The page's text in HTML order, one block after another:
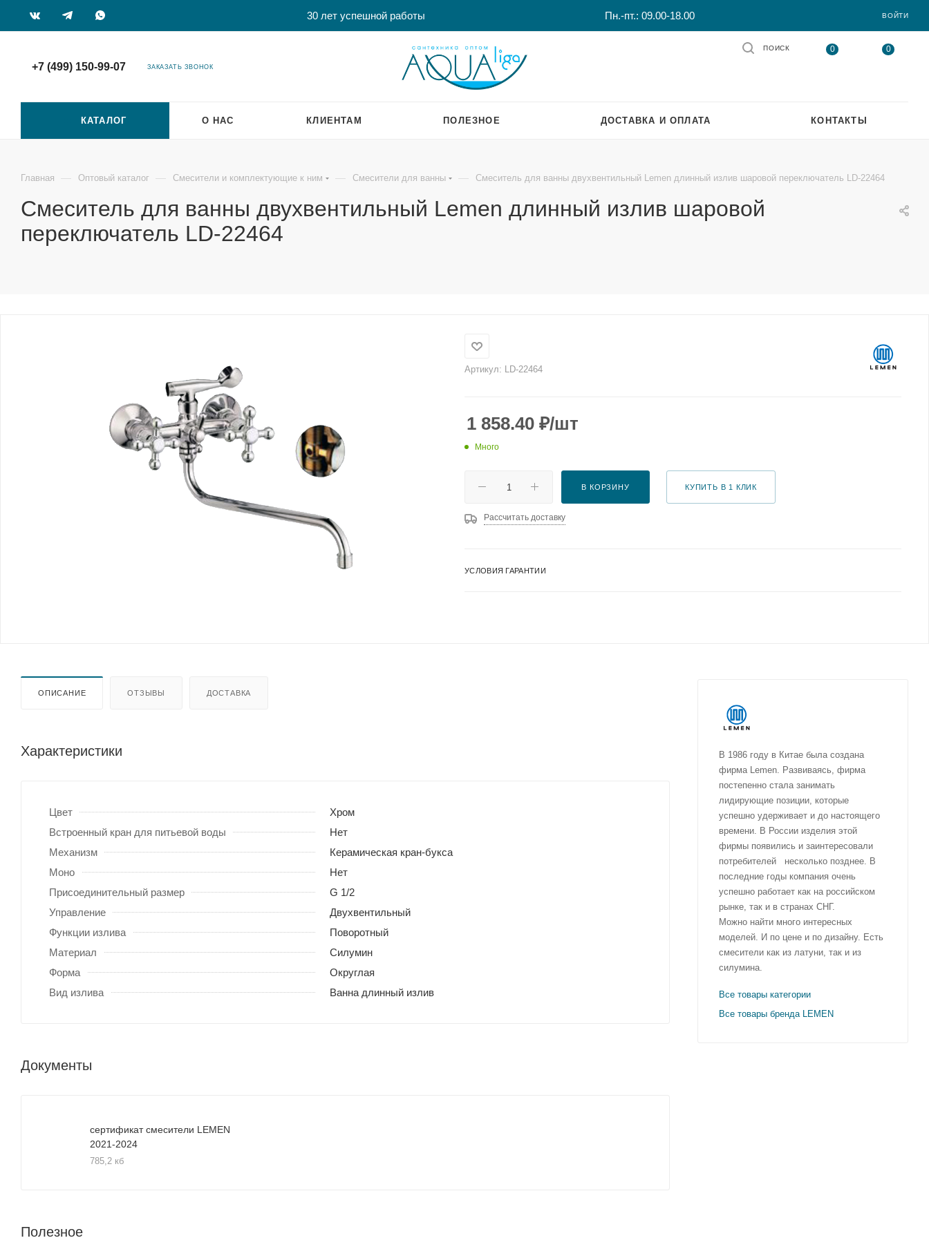
30 лет успешной работы Пн.-пт.: 09.00-18.00 ВОЙТИ
+7 (499) 150-99-07 ЗАКАЗАТЬ ЗВОНОК
0 0
ПОИСК
КАТАЛОГ О НАС КЛИЕНТАМ ПОЛЕЗНОЕ ДОСТАВКА И ОПЛАТА КОНТАКТЫ
Главная — Оптовый каталог — Смесители и комплектующие к ним — Смесители для ванны — Смеситель для ванны двухвентильный Lemen длинный излив шаровой переключатель LD-22464
Смеситель для ванны двухвентильный Lemen длинный излив шаровой
переключатель LD-22464
Артикул: LD-22464
1 858.40 ₽/шт
Много
В КОРЗИНУ КУПИТЬ В 1 КЛИК
Рассчитать доставку
УСЛОВИЯ ГАРАНТИИ
ОПИСАНИЕ ОТЗЫВЫ ДОСТАВКА
Характеристики
Цвет
Хром
Встроенный кран для питьевой воды
Нет
Механизм
Керамическая кран-букса
Моно
Нет
Присоединительный размер
G 1/2
Управление
Двухвентильный
Функции излива
Поворотный
Материал
Силумин
Форма
Округлая
Вид излива
Ванна длинный излив
Документы
сертификат смесители LEMEN
2021-2024
785,2 кб
Полезное
В 1986 году в Китае была создана
фирма Lemen. Развиваясь, фирма
постепенно стала занимать
лидирующие позиции, которые
успешно удерживает и до настоящего
времени. В России изделия этой
фирмы появились и заинтересовали
потребителей несколько позднее. В
последние годы компания очень
успешно работает как на российском
рынке, так и в странах СНГ.
Можно найти много интересных
моделей. И по цене и по дизайну. Есть
смесители как из латуни, так и из
силумина.
Все товары категории
Все товары бренда LEMEN